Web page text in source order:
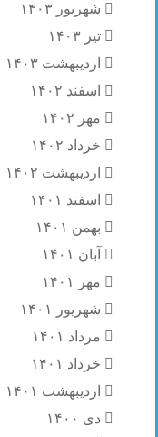
شهریور ۱۴۰۳
تیر ۱۴۰۳
اردیبهشت ۱۴۰۳
اسفند ۱۴۰۲
مهر ۱۴۰۲
خرداد ۱۴۰۲
اردیبهشت ۱۴۰۲
اسفند ۱۴۰۱
بهمن ۱۴۰۱
آبان ۱۴۰۱
مهر ۱۴۰۱
شهریور ۱۴۰۱
مرداد ۱۴۰۱
خرداد ۱۴۰۱
اردیبهشت ۱۴۰۱
دی ۱۴۰۰